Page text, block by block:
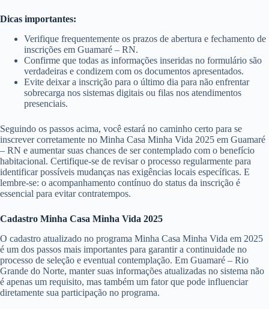
Dicas importantes:
Verifique frequentemente os prazos de abertura e fechamento de
inscrições em Guamaré – RN.
Confirme que todas as informações inseridas no formulário são
verdadeiras e condizem com os documentos apresentados.
Evite deixar a inscrição para o último dia para não enfrentar
sobrecarga nos sistemas digitais ou filas nos atendimentos
presenciais.
Seguindo os passos acima, você estará no caminho certo para se
inscrever corretamente no Minha Casa Minha Vida 2025 em Guamaré
– RN e aumentar suas chances de ser contemplado com o benefício
habitacional. Certifique-se de revisar o processo regularmente para
identificar possíveis mudanças nas exigências locais específicas. E
lembre-se: o acompanhamento contínuo do status da inscrição é
essencial para evitar contratempos.
Cadastro Minha Casa Minha Vida 2025
O cadastro atualizado no programa Minha Casa Minha Vida em 2025
é um dos passos mais importantes para garantir a continuidade no
processo de seleção e eventual contemplação. Em Guamaré – Rio
Grande do Norte, manter suas informações atualizadas no sistema não
é apenas um requisito, mas também um fator que pode influenciar
diretamente sua participação no programa.